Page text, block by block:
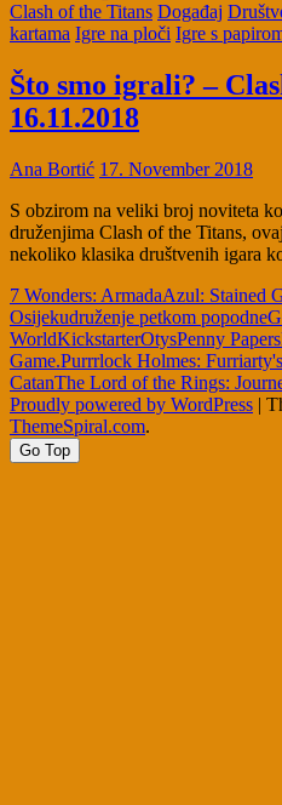
Clash of the Titans Događaj
kartama Igre na ploči Igre s
Što smo igrali? –
16.11.2018
Ana Bortić 17. November 2018
S obzirom na veliki broj noviteta
druženjima Clash of the Titans,
nekoliko klasika društvenih igara
7 Wonders: ArmadaAzul: Stained
Osijekudruženje petkom popodne
WorldKickstarterOtysPenny Papers
Game.Purrrlock Holmes:
CatanThe Lord of the Rings:
Proudly powered by WordPress |
ThemeSpiral.com.
Go Top